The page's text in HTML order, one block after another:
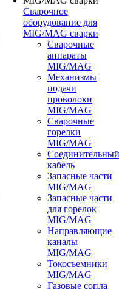
Сварочное
оборудование для
MIG/MAG сварки
Сварочные
аппараты
MIG/MAG
Механизмы
подачи
проволоки
MIG/MAG
Сварочные
горелки
MIG/MAG
Соединительный
кабель
Запасные части
MIG/MAG
Запасные части
для горелок
MIG/MAG
Направляющие
каналы
MIG/MAG
Токосъемники
MIG/MAG
Газовые сопла